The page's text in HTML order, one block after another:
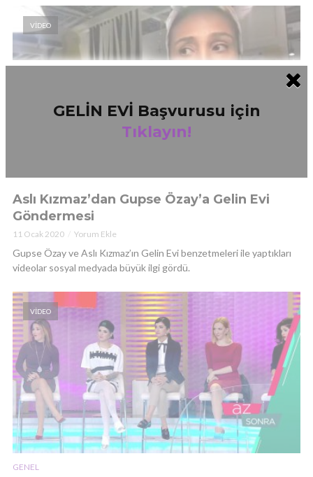
VIDEO
GELIN EVI
Aslı Kızmaz’dan Gupse Özay’a Gelin Evi
Göndermesi
11 Ocak 2020 Yorum Ekle
Gupse Özay ve Aslı Kızmaz’ın Gelin Evi benzetmeleri ile yaptıkları
videolar sosyal medyada büyük ilgi gördü.
VIDEO
GENEL
GELİN EVİ Başvurusu için
Tıklayın!